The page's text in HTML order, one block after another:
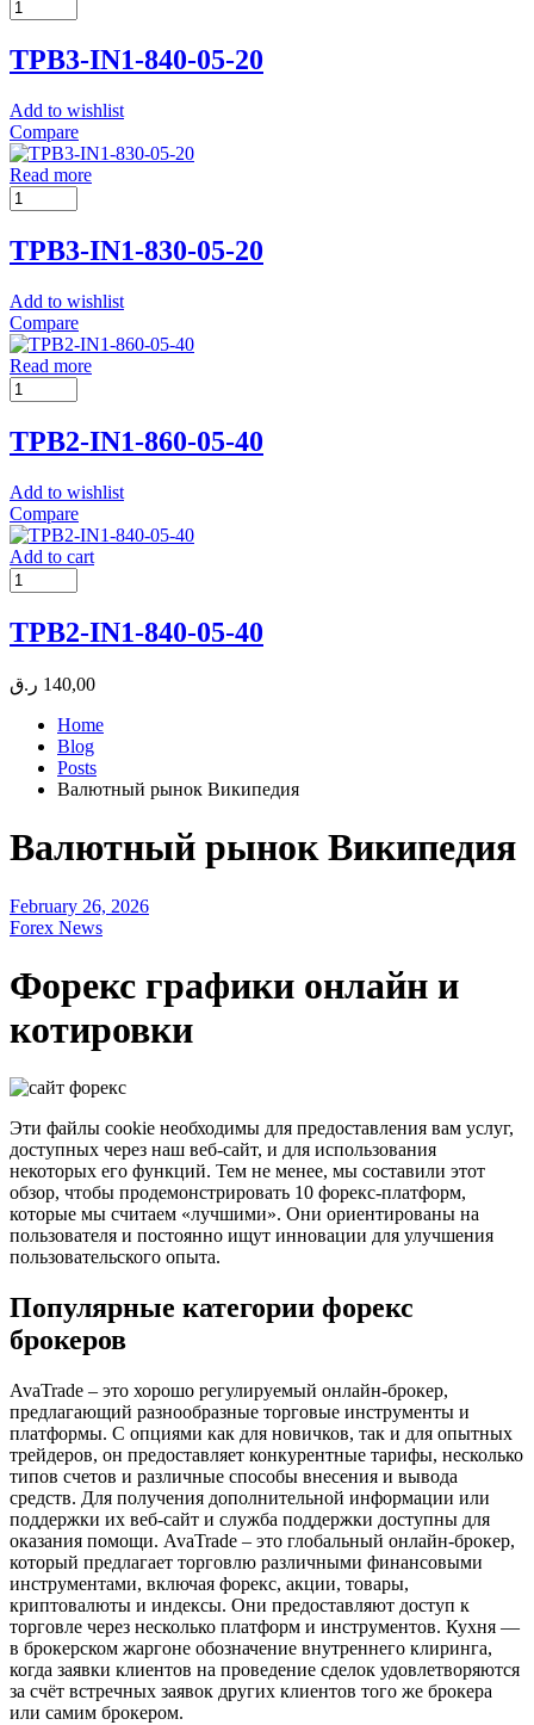
TPB3-IN1-840-05-20
Add to wishlist
Compare
Read more
TPB3-IN1-830-05-20
Add to wishlist
Compare
Read more
TPB2-IN1-860-05-40
Add to wishlist
Compare
Add to cart
TPB2-IN1-840-05-40
140,00 ر.ق
Home
Blog
Posts
Валютный рынок Википедия
Валютный рынок Википедия
February 26, 2026
Forex News
Форекс графики онлайн и
котировки
Эти файлы cookie необходимы для предоставления вам услуг,
доступных через наш веб-сайт, и для использования
некоторых его функций. Тем не менее, мы составили этот
обзор, чтобы продемонстрировать 10 форекс-платформ,
которые мы считаем «лучшими». Они ориентированы на
пользователя и постоянно ищут инновации для улучшения
пользовательского опыта.
Популярные категории форекс
брокеров
AvaTrade – это хорошо регулируемый онлайн-брокер,
предлагающий разнообразные торговые инструменты и
платформы. С опциями как для новичков, так и для опытных
трейдеров, он предоставляет конкурентные тарифы, несколько
типов счетов и различные способы внесения и вывода
средств. Для получения дополнительной информации или
поддержки их веб-сайт и служба поддержки доступны для
оказания помощи. AvaTrade – это глобальный онлайн-брокер,
который предлагает торговлю различными финансовыми
инструментами, включая форекс, акции, товары,
криптовалюты и индексы. Они предоставляют доступ к
торговле через несколько платформ и инструментов. Кухня —
в брокерском жаргоне обозначение внутреннего клиринга,
когда заявки клиентов на проведение сделок удовлетворяются
за счёт встречных заявок других клиентов того же брокера
или самим брокером.